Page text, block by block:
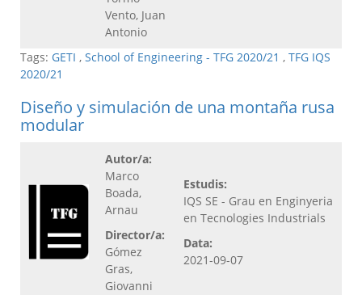
Vento, Juan
Antonio
Tags: GETI , School of Engineering - TFG 2020/21 , TFG IQS
2020/21
Diseño y simulación de una montaña rusa
modular
Autor/a:
Marco
Boada,
Arnau
Director/a:
Gómez
Gras,
Giovanni
Estudis:
IQS SE - Grau en Enginyeria
en Tecnologies Industrials
Data:
2021-09-07